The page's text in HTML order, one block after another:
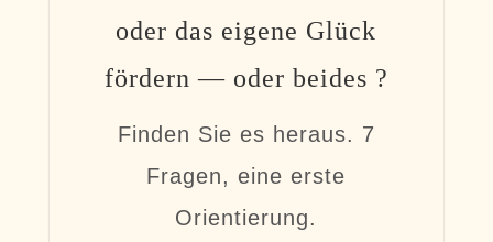
oder das eigene Glück
fördern — oder beides ?
Finden Sie es heraus. 7
Fragen, eine erste
Orientierung.